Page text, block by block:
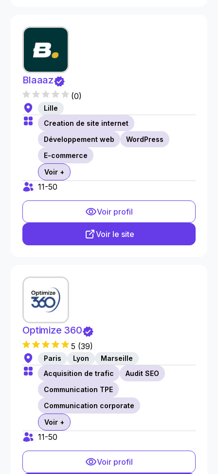
Blaaaz
(0)
Lille
Creation de site internet
Développement web
WordPress
E-commerce
Voir +
11-50
Voir profil
Voir le site
Optimize 360
5 (39)
Paris Lyon
Marseille
Acquisition de trafic
Audit SEO
Communication TPE
Communication corporate
Voir +
11-50
Voir profil